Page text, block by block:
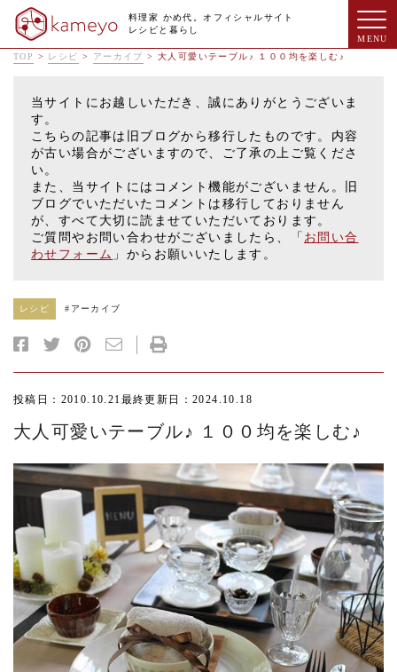
料理家 かめ代。オフィシャルサイト
レシピと暮らし
TOP > レシピ > アーカイブ >大人可愛いテーブル♪ １００均を楽しむ♪
当サイトにお越しいただき、誠にありがとうございま
す。
こちらの記事は旧ブログから移行したものです。内容
が古い場合がございますので、ご了承の上ご覧くださ
い。
また、当サイトにはコメント機能がございません。旧
ブログでいただいたコメントは移行しておりません
が、すべて大切に読ませていただいております。
ご質問やお問い合わせがございましたら、「 お問い合
わせフォーム 」からお願いいたします。
レシピ # アーカイブ
投稿日：2010.10.21最終更新日：2024.10.18
大人可愛いテーブル♪ １００均を楽しむ♪